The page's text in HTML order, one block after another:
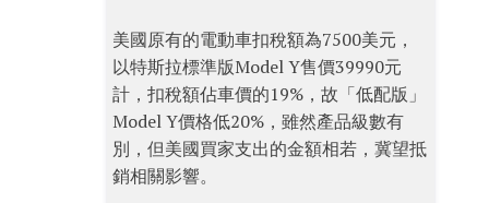
美國原有的電動車扣稅額為7500美元，
以特斯拉標準版Model Y售價39990元
計，扣稅額佔車價的19%，故「低配版」
Model Y價格低20%，雖然產品級數有
別，但美國買家支出的金額相若，冀望抵
銷相關影響。